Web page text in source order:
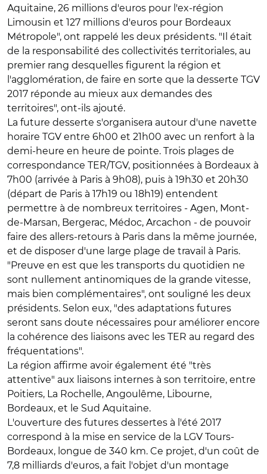
Aquitaine, 26 millions d'euros pour l'ex-région
Limousin et 127 millions d'euros pour Bordeaux
Métropole", ont rappelé les deux présidents. "Il était
de la responsabilité des collectivités territoriales, au
premier rang desquelles figurent la région et
l'agglomération, de faire en sorte que la desserte TGV
2017 réponde au mieux aux demandes des
territoires", ont-ils ajouté.
La future desserte s'organisera autour d'une navette
horaire TGV entre 6h00 et 21h00 avec un renfort à la
demi-heure en heure de pointe. Trois plages de
correspondance TER/TGV, positionnées à Bordeaux à
7h00 (arrivée à Paris à 9h08), puis à 19h30 et 20h30
(départ de Paris à 17h19 ou 18h19) entendent
permettre à de nombreux territoires - Agen, Mont-
de-Marsan, Bergerac, Médoc, Arcachon - de pouvoir
faire des allers-retours à Paris dans la même journée,
et de disposer d'une large plage de travail à Paris.
"Preuve en est que les transports du quotidien ne
sont nullement antinomiques de la grande vitesse,
mais bien complémentaires", ont souligné les deux
présidents. Selon eux, "des adaptations futures
seront sans doute nécessaires pour améliorer encore
la cohérence des liaisons avec les TER au regard des
fréquentations".
La région affirme avoir également été "très
attentive" aux liaisons internes à son territoire, entre
Poitiers, La Rochelle, Angoulême, Libourne,
Bordeaux, et le Sud Aquitaine.
L'ouverture des futures dessertes à l'été 2017
correspond à la mise en service de la LGV Tours-
Bordeaux, longue de 340 km. Ce projet, d'un coût de
7,8 milliards d'euros, a fait l'objet d'un montage